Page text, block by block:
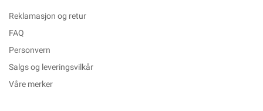
Reklamasjon og retur
FAQ
Personvern
Salgs og leveringsvilkår
Våre merker